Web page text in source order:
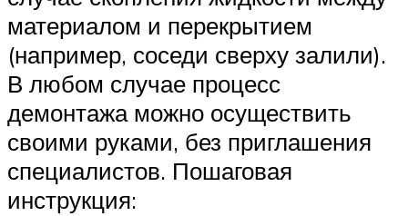
материалом и перекрытием
(например, соседи сверху залили).
В любом случае процесс
демонтажа можно осуществить
своими руками, без приглашения
специалистов. Пошаговая
инструкция: